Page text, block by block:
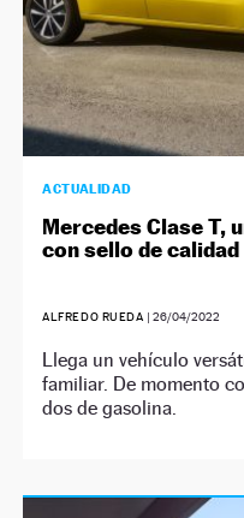
ACTUALIDAD
Mercedes Clase T,
con sello de calidad
ALFREDO RUEDA | 26/04/2022
Llega un vehículo
familiar. De momento
dos de gasolina.